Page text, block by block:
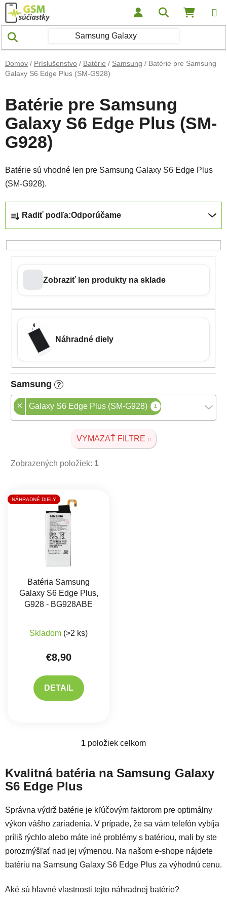
Prejsť na obsah Hľadať
Domov / Príslušenstvo / Batérie / Samsung / Batérie pre Samsung
Galaxy S6 Edge Plus (SM-G928)
Batérie pre Samsung
Galaxy S6 Edge Plus (SM-
G928)
Batérie sú vhodné len pre Samsung Galaxy S6 Edge Plus
(SM-G928).
Radiť podľa:Odporúčame
Zobraziť len produkty na sklade
Náhradné diely
Samsung ?
× Galaxy S6 Edge Plus (SM-G928) 1
VYMAZAŤ FILTRE
Zobrazených položiek: 1
Výpis produktov
NÁHRADNÉ DIELY
Batéria Samsung
Galaxy S6 Edge Plus,
G928 - BG928ABE
Skladom (>2 ks)
€8,90
DETAIL
Ovládacie prvky výpisu
1 položiek celkom
Kvalitná batéria na Samsung Galaxy
S6 Edge Plus
Správna výdrž batérie je kľúčovým faktorom pre optimálny
výkon vášho zariadenia. V prípade, že sa vám telefón vybíja
príliš rýchlo alebo máte iné problémy s batériou, mali by ste
porozmýšľať nad jej výmenou. Na našom e-shope nájdete
batériu na Samsung Galaxy S6 Edge Plus za výhodnú cenu.
Aké sú hlavné vlastnosti tejto náhradnej batérie?